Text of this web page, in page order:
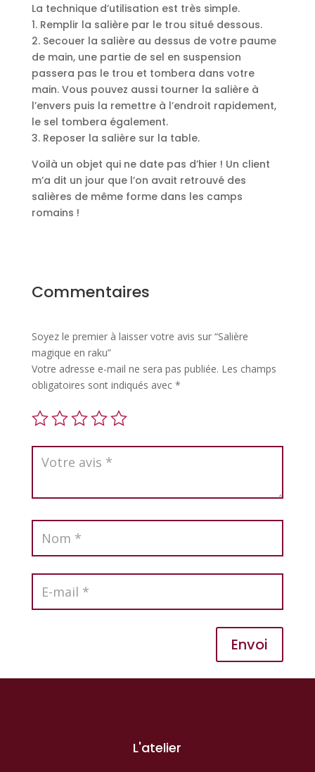
La technique d’utilisation est très simple.
1. Remplir la salière par le trou situé dessous.
2. Secouer la salière au dessus de votre paume
de main, une partie de sel en suspension
passera pas le trou et tombera dans votre
main. Vous pouvez aussi tourner la salière à
l’envers puis la remettre à l’endroit rapidement,
le sel tombera également.
3. Reposer la salière sur la table.
Voilà un objet qui ne date pas d’hier ! Un client
m’a dit un jour que l’on avait retrouvé des
salières de même forme dans les camps
romains !
Commentaires
Soyez le premier à laisser votre avis sur “Salière
magique en raku”
Votre adresse e-mail ne sera pas publiée. Les champs
obligatoires sont indiqués avec *
Envoi
L'atelier